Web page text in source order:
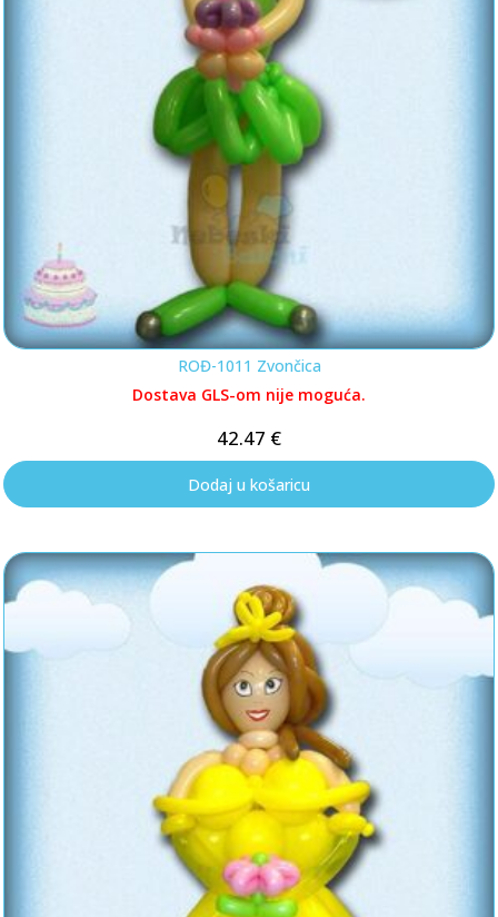
ROĐ-1011 Zvončica
Dostava GLS-om nije moguća.
42.47 €
Dodaj u košaricu